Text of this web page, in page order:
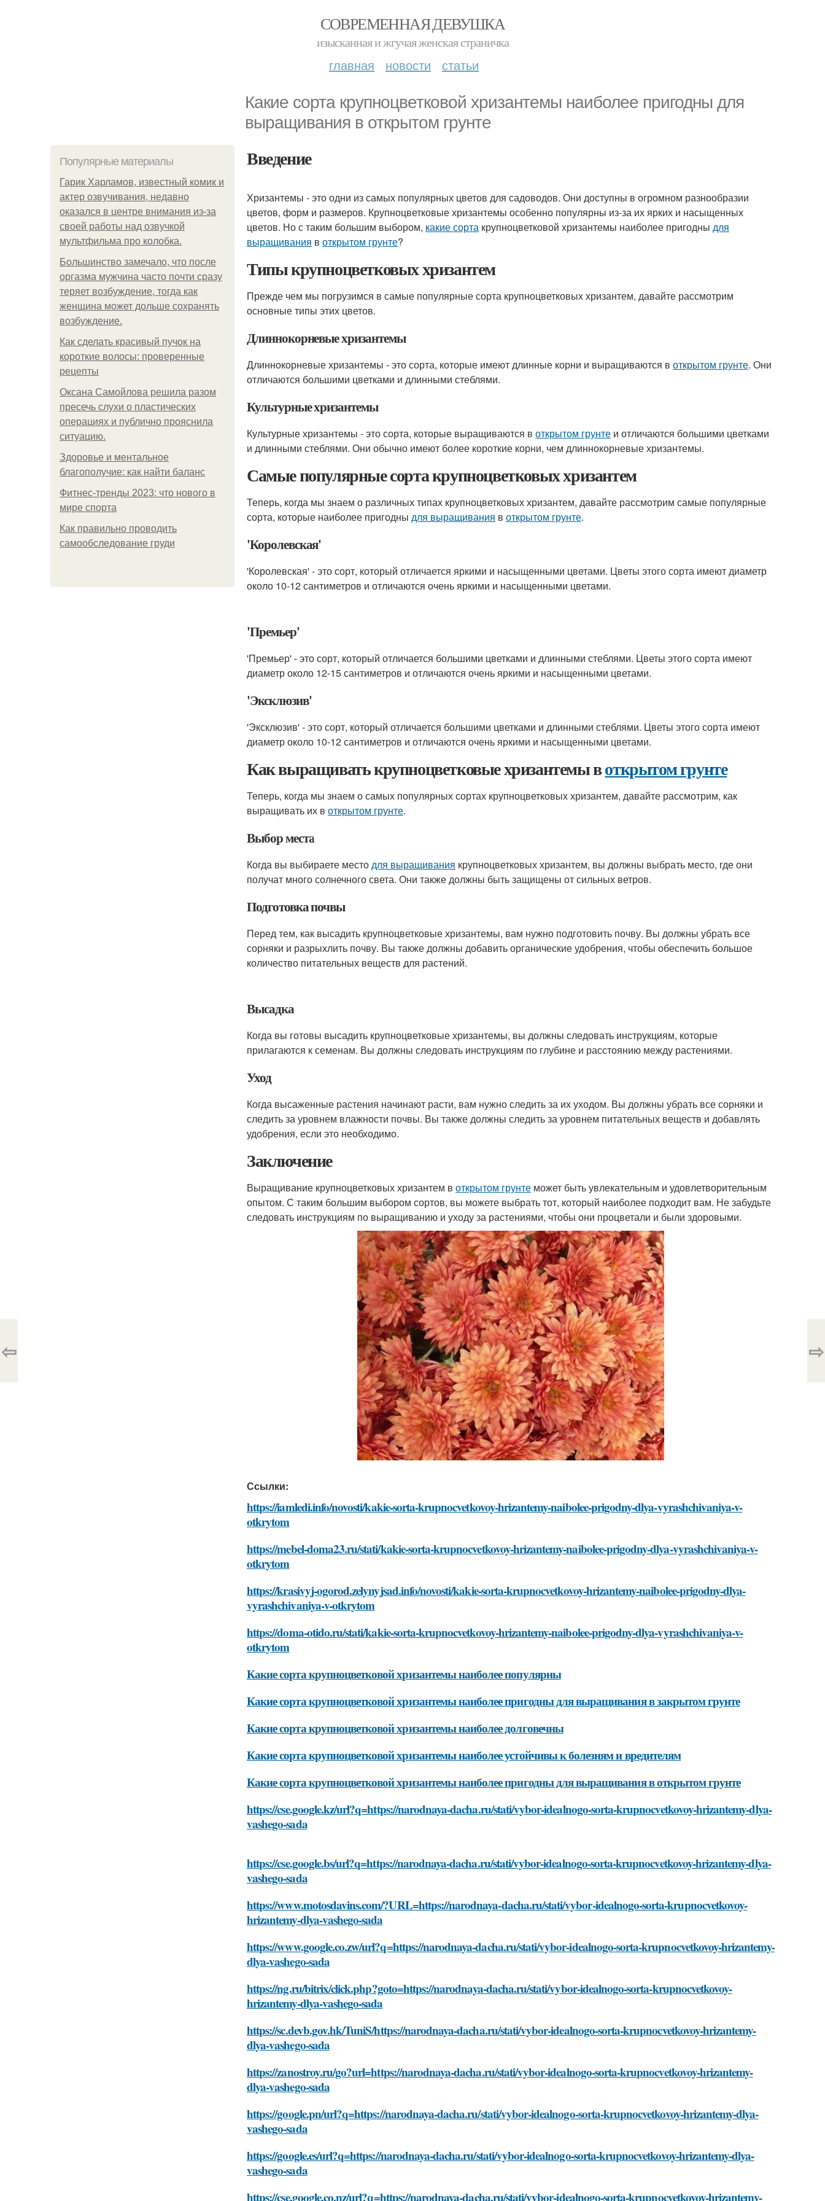
СОВРЕМЕННАЯ ДЕВУШКА
изысканная и жгучая женская страничка
главная новости статьи
Какие сорта крупноцветковой хризантемы наиболее пригодны для
выращивания в открытом грунте
Популярные материалы
Гарик Харламов, известный комик и
актер озвучивания, недавно
оказался в центре внимания из-за
своей работы над озвучкой
мультфильма про колобка.
Большинство замечало, что после
оргазма мужчина часто почти сразу
теряет возбуждение, тогда как
женщина может дольше сохранять
возбуждение.
Как сделать красивый пучок на
короткие волосы: проверенные
рецепты
Оксана Самойлова решила разом
пресечь слухи о пластических
операциях и публично прояснила
ситуацию.
Здоровье и ментальное
благополучие: как найти баланс
Фитнес-тренды 2023: что нового в
мире спорта
Как правильно проводить
самообследование груди
Введение
Хризантемы - это одни из самых популярных цветов для садоводов. Они доступны в огромном разнообразии
цветов, форм и размеров. Крупноцветковые хризантемы особенно популярны из-за их ярких и насыщенных
цветов. Но с таким большим выбором, какие сорта крупноцветковой хризантемы наиболее пригодны для
выращивания в открытом грунте?
Типы крупноцветковых хризантем
Прежде чем мы погрузимся в самые популярные сорта крупноцветковых хризантем, давайте рассмотрим
основные типы этих цветов.
Длиннокорневые хризантемы
Длиннокорневые хризантемы - это сорта, которые имеют длинные корни и выращиваются в открытом грунте. Они
отличаются большими цветками и длинными стеблями.
Культурные хризантемы
Культурные хризантемы - это сорта, которые выращиваются в открытом грунте и отличаются большими цветками
и длинными стеблями. Они обычно имеют более короткие корни, чем длиннокорневые хризантемы.
Самые популярные сорта крупноцветковых хризантем
Теперь, когда мы знаем о различных типах крупноцветковых хризантем, давайте рассмотрим самые популярные
сорта, которые наиболее пригодны для выращивания в открытом грунте.
'Королевская'
'Королевская' - это сорт, который отличается яркими и насыщенными цветами. Цветы этого сорта имеют диаметр
около 10-12 сантиметров и отличаются очень яркими и насыщенными цветами.
'Премьер'
'Премьер' - это сорт, который отличается большими цветками и длинными стеблями. Цветы этого сорта имеют
диаметр около 12-15 сантиметров и отличаются очень яркими и насыщенными цветами.
'Эксклюзив'
'Эксклюзив' - это сорт, который отличается большими цветками и длинными стеблями. Цветы этого сорта имеют
диаметр около 10-12 сантиметров и отличаются очень яркими и насыщенными цветами.
Как выращивать крупноцветковые хризантемы воткрытом грунте
Теперь, когда мы знаем о самых популярных сортах крупноцветковых хризантем, давайте рассмотрим, как
выращивать их в открытом грунте.
Выбор места
Когда вы выбираете местодля выращивания крупноцветковых хризантем, вы должны выбрать место, где они
получат много солнечного света. Они также должны быть защищены от сильных ветров.
Подготовка почвы
Перед тем, как высадить крупноцветковые хризантемы, вам нужно подготовить почву. Вы должны убрать все
сорняки и разрыхлить почву. Вы также должны добавить органические удобрения, чтобы обеспечить большое
количество питательных веществ для растений.
Высадка
Когда вы готовы высадить крупноцветковые хризантемы, вы должны следовать инструкциям, которые
прилагаются к семенам. Вы должны следовать инструкциям по глубине и расстоянию между растениями.
Уход
Когда высаженные растения начинают расти, вам нужно следить за их уходом. Вы должны убрать все сорняки и
следить за уровнем влажности почвы. Вы также должны следить за уровнем питательных веществ и добавлять
удобрения, если это необходимо.
Заключение
Выращивание крупноцветковых хризантем в открытом грунте может быть увлекательным и удовлетворительным
опытом. С таким большим выбором сортов, вы можете выбрать тот, который наиболее подходит вам. Не забудьте
следовать инструкциям по выращиванию и уходу за растениями, чтобы они процветали и были здоровыми.
Ссылки:
https://iamledi.info/novosti/kakie-sorta-krupnocvetkovoy-hrizantemy-naibolee-prigodny-dlya-vyrashchivaniya-v-
otkrytom
https://mebel-doma23.ru/stati/kakie-sorta-krupnocvetkovoy-hrizantemy-naibolee-prigodny-dlya-vyrashchivaniya-v-
otkrytom
https://krasivyj-ogorod.zelynyjsad.info/novosti/kakie-sorta-krupnocvetkovoy-hrizantemy-naibolee-prigodny-dlya-
vyrashchivaniya-v-otkrytom
https://doma-otido.ru/stati/kakie-sorta-krupnocvetkovoy-hrizantemy-naibolee-prigodny-dlya-vyrashchivaniya-v-
otkrytom
Какие сорта крупноцветковой хризантемы наиболее популярны
Какие сорта крупноцветковой хризантемы наиболее пригодны для выращивания в закрытом грунте
Какие сорта крупноцветковой хризантемы наиболее долговечны
Какие сорта крупноцветковой хризантемы наиболее устойчивы к болезням и вредителям
Какие сорта крупноцветковой хризантемы наиболее пригодны для выращивания в открытом грунте
https://cse.google.kz/url?q=https://narodnaya-dacha.ru/stati/vybor-idealnogo-sorta-krupnocvetkovoy-hrizantemy-dlya-
vashego-sada
https://cse.google.bs/url?q=https://narodnaya-dacha.ru/stati/vybor-idealnogo-sorta-krupnocvetkovoy-hrizantemy-dlya-
vashego-sada
https://www.motosdavins.com/?URL=https://narodnaya-dacha.ru/stati/vybor-idealnogo-sorta-krupnocvetkovoy-
hrizantemy-dlya-vashego-sada
https://www.google.co.zw/url?q=https://narodnaya-dacha.ru/stati/vybor-idealnogo-sorta-krupnocvetkovoy-hrizantemy-
dlya-vashego-sada
https://ng.ru/bitrix/click.php?goto=https://narodnaya-dacha.ru/stati/vybor-idealnogo-sorta-krupnocvetkovoy-
hrizantemy-dlya-vashego-sada
https://sc.devb.gov.hk/TuniS/https://narodnaya-dacha.ru/stati/vybor-idealnogo-sorta-krupnocvetkovoy-hrizantemy-
dlya-vashego-sada
https://zanostroy.ru/go?url=https://narodnaya-dacha.ru/stati/vybor-idealnogo-sorta-krupnocvetkovoy-hrizantemy-
dlya-vashego-sada
https://google.pn/url?q=https://narodnaya-dacha.ru/stati/vybor-idealnogo-sorta-krupnocvetkovoy-hrizantemy-dlya-
vashego-sada
https://google.es/url?q=https://narodnaya-dacha.ru/stati/vybor-idealnogo-sorta-krupnocvetkovoy-hrizantemy-dlya-
vashego-sada
https://cse.google.co.nz/url?q=https://narodnaya-dacha.ru/stati/vybor-idealnogo-sorta-krupnocvetkovoy-hrizantemy-
⇦ ⇨